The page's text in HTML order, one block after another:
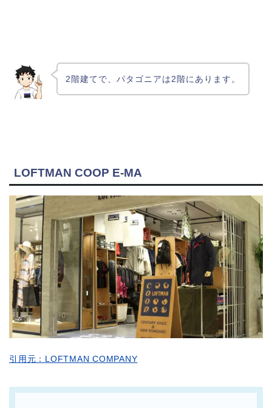
2階建てで、パタゴニアは2階にあります。
LOFTMAN COOP E-MA
引用元：LOFTMAN COMPANY